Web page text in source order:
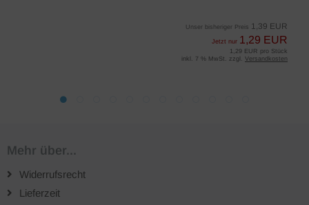
Unser bisheriger Preis 1,39 EUR
Jetzt nur 1,29 EUR
1,29 EUR pro Stück
inkl. 7 % MwSt. zzgl. Versandkosten
Mehr über...
Widerrufsrecht
Lieferzeit